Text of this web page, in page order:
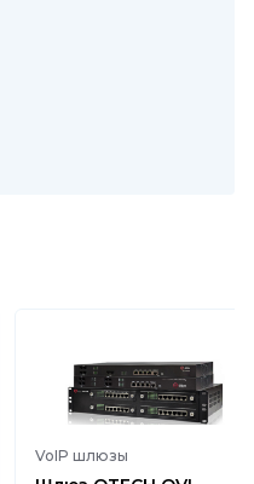
VoIP шлюзы